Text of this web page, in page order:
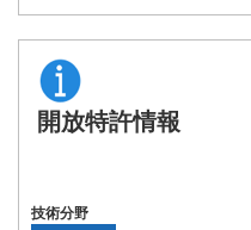
開放特許情報
技術分野